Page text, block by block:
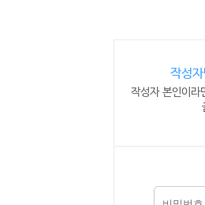
작성
작성자 본인이라